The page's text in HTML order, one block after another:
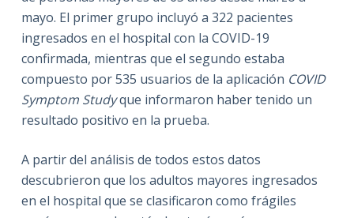
mayo. El primer grupo incluyó a 322 pacientes
ingresados en el hospital con la COVID-19
confirmada, mientras que el segundo estaba
compuesto por 535 usuarios de la aplicación COVID
Symptom Studyque informaron haber tenido un
resultado positivo en la prueba.
A partir del análisis de todos estos datos
descubrieron que los adultos mayores ingresados
en el hospital que se clasificaron como frágiles